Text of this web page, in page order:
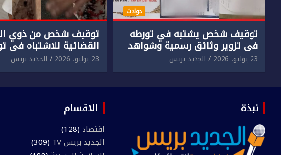
حوادث
توقيف شخص يشتبه في تورطه
في تزوير وثائق رسمية وشواهد
دراسية وعرضها للبيع بمقابل
مادي.
23 يوليو، 2026 الجديد بريس
توقيف شخص من ذوي
القضائية للاشتباه في
الابتزاز المقرون باعتداء
في حق سائح أجنبي.
23 يوليو، 2026 الجديد بريس
نبذة الاقسام
اقتصاد (128)
الجديد بريس TV
(309)